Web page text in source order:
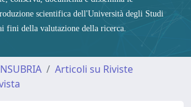
scientifica dell'Università degli Studi
fini della valutazione della ricerca.
Articoli su Riviste